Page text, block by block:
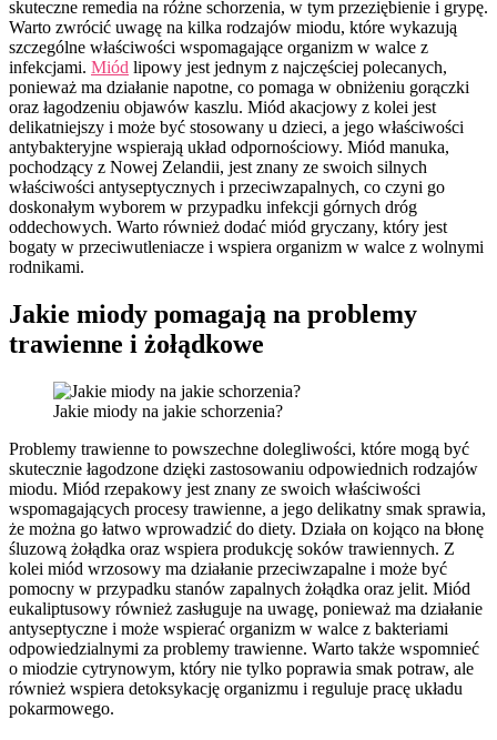
skuteczne remedia na różne schorzenia, w tym przeziębienie i grypę.
Warto zwrócić uwagę na kilka rodzajów miodu, które wykazują
szczególne właściwości wspomagające organizm w walce z
infekcjami. Miód lipowy jest jednym z najczęściej polecanych,
ponieważ ma działanie napotne, co pomaga w obniżeniu gorączki
oraz łagodzeniu objawów kaszlu. Miód akacjowy z kolei jest
delikatniejszy i może być stosowany u dzieci, a jego właściwości
antybakteryjne wspierają układ odpornościowy. Miód manuka,
pochodzący z Nowej Zelandii, jest znany ze swoich silnych
właściwości antyseptycznych i przeciwzapalnych, co czyni go
doskonałym wyborem w przypadku infekcji górnych dróg
oddechowych. Warto również dodać miód gryczany, który jest
bogaty w przeciwutleniacze i wspiera organizm w walce z wolnymi
rodnikami.
Jakie miody pomagają na problemy
trawienne i żołądkowe
Jakie miody na jakie schorzenia?
Problemy trawienne to powszechne dolegliwości, które mogą być
skutecznie łagodzone dzięki zastosowaniu odpowiednich rodzajów
miodu. Miód rzepakowy jest znany ze swoich właściwości
wspomagających procesy trawienne, a jego delikatny smak sprawia,
że można go łatwo wprowadzić do diety. Działa on kojąco na błonę
śluzową żołądka oraz wspiera produkcję soków trawiennych. Z
kolei miód wrzosowy ma działanie przeciwzapalne i może być
pomocny w przypadku stanów zapalnych żołądka oraz jelit. Miód
eukaliptusowy również zasługuje na uwagę, ponieważ ma działanie
antyseptyczne i może wspierać organizm w walce z bakteriami
odpowiedzialnymi za problemy trawienne. Warto także wspomnieć
o miodzie cytrynowym, który nie tylko poprawia smak potraw, ale
również wspiera detoksykację organizmu i reguluje pracę układu
pokarmowego.